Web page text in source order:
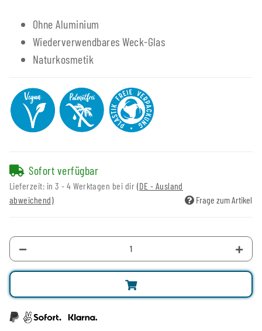
Ohne Aluminium
Wiederverwendbares Weck-Glas
Naturkosmetik
Sofort verfügbar
Lieferzeit: in 3 - 4 Werktagen bei dir (DE - Ausland
abweichend)
Frage zum Artikel